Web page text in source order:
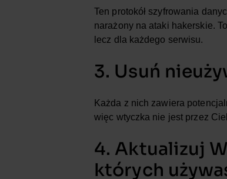
Ten protokół szyfrowania
narażony na ataki hakerskie.
lecz dla każdego serwisu.
3. Usuń
Każda z nich zawiera
więc wtyczka nie jest przez
4. Aktualizuj
których